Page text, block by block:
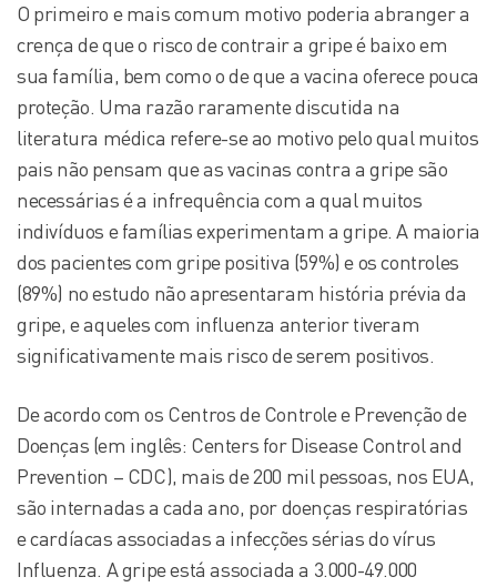
O primeiro e mais comum motivo poderia abranger a
crença de que o risco de contrair a gripe é baixo em
sua família, bem como o de que a vacina oferece pouca
proteção. Uma razão raramente discutida na
literatura médica refere-se ao motivo pelo qual muitos
pais não pensam que as vacinas contra a gripe são
necessárias é a infrequência com a qual muitos
indivíduos e famílias experimentam a gripe. A maioria
dos pacientes com gripe positiva (59%) e os controles
(89%) no estudo não apresentaram história prévia da
gripe, e aqueles com influenza anterior tiveram
significativamente mais risco de serem positivos.
De acordo com os Centros de Controle e Prevenção de
Doenças (em inglês: Centers for Disease Control and
Prevention – CDC), mais de 200 mil pessoas, nos EUA,
são internadas a cada ano, por doenças respiratórias
e cardíacas associadas a infecções sérias do vírus
Influenza. A gripe está associada a 3.000-49.000